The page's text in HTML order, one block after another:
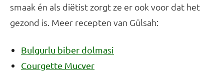
smaak én als diëtist zorgt ze er ook voor dat het
gezond is. Meer recepten van Gülsah:
Bulgurlu biber dolmasi
Courgette Mucver